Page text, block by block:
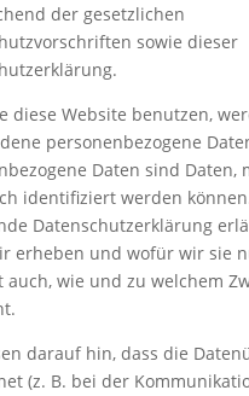
der gesetzlichen
sowie dieser
diese Website benutzen,
personenbezogene
Daten sind Daten,
identifiziert werden
Datenschutzerklärung
erheben und wofür wir sie
wie und zu welchem
darauf hin, dass die
(z. B. bei der